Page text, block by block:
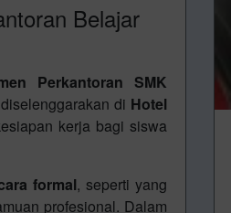
Belajar
Perkantoran SMK
di Hotel
kerja bagi siswa
formal, seperti yang
profesional. Dalam